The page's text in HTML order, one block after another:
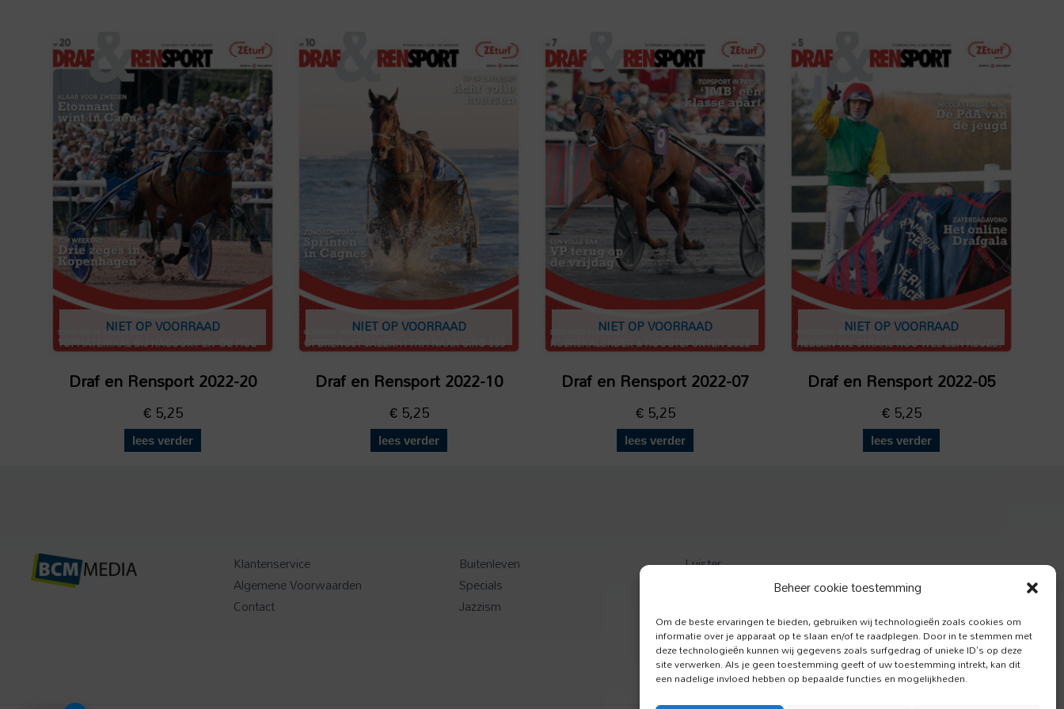
Beheer cookie toestemming
Om de beste ervaringen te bieden, gebruiken wij technologieën zoals cookies om
informatie over je apparaat op te slaan en/of te raadplegen. Door in te stemmen met
deze technologieën kunnen wij gegevens zoals surfgedrag of unieke ID's op deze
site verwerken. Als je geen toestemming geeft of uw toestemming intrekt, kan dit
een nadelige invloed hebben op bepaalde functies en mogelijkheden.
NIET OP VOORRAAD
Draf en Rensport 2022-20
€5,25
lees verder
NIET OP VOORRAAD
Draf en Rensport 2022-10
€5,25
lees verder
NIET OP VOORRAAD
Draf en Rensport 2022-07
€5,25
lees verder
NIET OP VOORRAAD
Draf en Rensport 2022-05
€5,25
lees verder
Klantenservice
Algemene Voorwaarden
Contact
Buitenleven
Specials
Jazzism
Luister